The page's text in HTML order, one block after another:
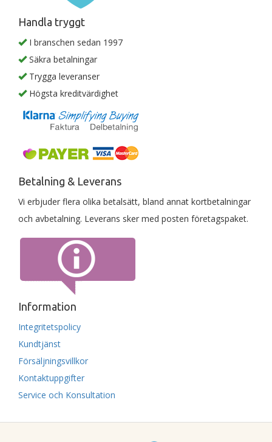
Handla tryggt
I branschen sedan 1997
Säkra betalningar
Trygga leveranser
Högsta kreditvärdighet
Betalning & Leverans
Vi erbjuder flera olika betalsätt, bland annat kortbetalningar
och avbetalning. Leverans sker med posten företagspaket.
Information
Integritetspolicy
Kundtjänst
Försäljningsvillkor
Kontaktuppgifter
Service och Konsultation